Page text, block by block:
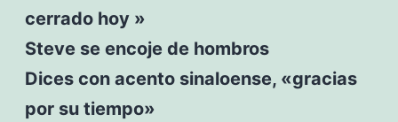
cerrado hoy »
Steve se encoje de hombros
Dices con acento sinaloense, «gracias
por su tiempo»